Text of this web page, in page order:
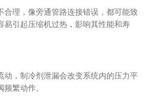
理，像旁通管路连接错误，都可能致
引起压缩机过热，影响其性能和寿
，制冷剂泄漏会改变系统内的压力平
繁动作。